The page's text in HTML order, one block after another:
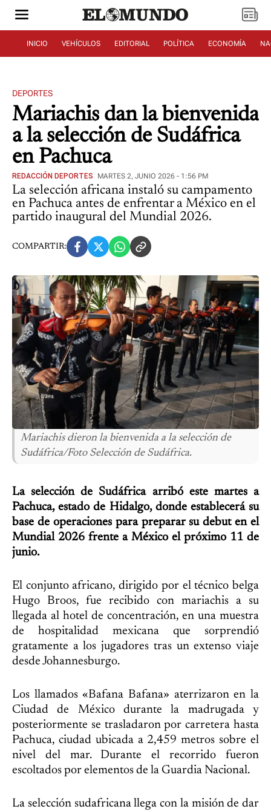
INICIO VEHÍCULOS EDITORIAL POLÍTICA ECONOMÍA
DEPORTES
Mariachis dan la bienvenida
a la selección de Sudáfrica
en Pachuca
REDACCIÓN DEPORTES MARTES 2, JUNIO 2026 - 1:56 PM
La selección africana instaló su campamento
en Pachuca antes de enfrentar a México en el
partido inaugural del Mundial 2026.
COMPARTIR:
Mariachis dieron la bienvenida a la selección de
Sudáfrica/Foto Selección de Sudáfrica.
La selección de Sudáfrica arribó este martes a
Pachuca, estado de Hidalgo, donde establecerá su
base de operaciones para preparar su debut en el
Mundial 2026 frente a México el próximo 11 de
junio.
El conjunto africano, dirigido por el técnico belga
Hugo Broos, fue recibido con mariachis a su
llegada al hotel de concentración, en una muestra
de hospitalidad mexicana que sorprendió
gratamente a los jugadores tras un extenso viaje
desde Johannesburgo.
Los llamados «Bafana Bafana» aterrizaron en la
Ciudad de México durante la madrugada y
posteriormente se trasladaron por carretera hasta
Pachuca, ciudad ubicada a 2,459 metros sobre el
nivel del mar. Durante el recorrido fueron
escoltados por elementos de la Guardia Nacional.
La selección sudafricana llega con la misión de dar